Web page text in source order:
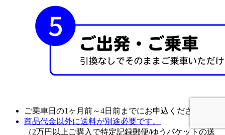
ご乗車日の1ヶ月前～4日前までにお申込ください。
商品代金以外に送料が別途必要です。
（2万円以上ご購入で特定記録郵便/ゆうパケットの送